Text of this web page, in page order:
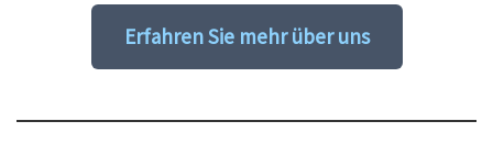
Erfahren Sie mehr über uns